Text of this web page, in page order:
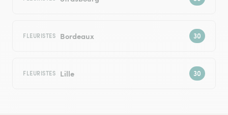
FLEURISTES Bordeaux
FLEURISTES Lille